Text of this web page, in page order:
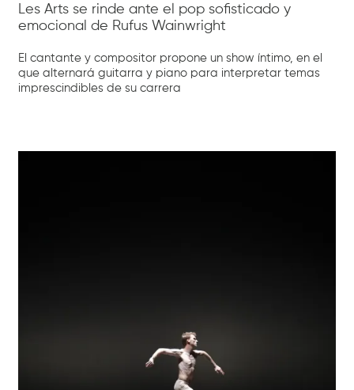
Les Arts se rinde ante el pop sofisticado y
emocional de Rufus Wainwright
El cantante y compositor propone un show íntimo, en el
que alternará guitarra y piano para interpretar temas
imprescindibles de su carrera